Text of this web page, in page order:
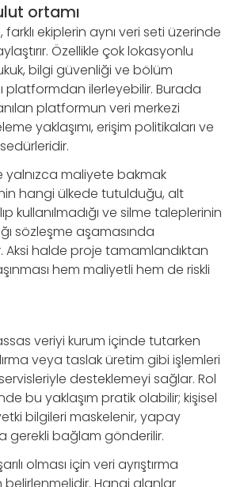
ortamı
ekiplerin aynı veri seti üzerinde
Özellikle çok lokasyonlu
bilgi güvenliği ve bölüm
platformdan ilerleyebilir. Burada
platformun veri merkezi
yaklaşımı, erişim politikaları ve
yalnızca maliyete bakmak
hangi ülkede tutulduğu, alt
kullanılmadığı ve silme taleplerinin
sözleşme aşamasında
Aksi halde proje tamamlandıktan
hem maliyetli hem de riskli
veriyi kurum içinde tutarken
veya taslak üretim gibi işlemleri
desteklemeyi sağlar. Rol
bu yaklaşım pratik olabilir; kişisel
bilgileri maskelenir, yapay
gerekli bağlam gönderilir.
olması için veri ayrıştırma